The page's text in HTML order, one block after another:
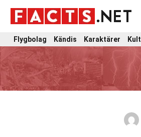
Flygbolag Kändis Karaktärer